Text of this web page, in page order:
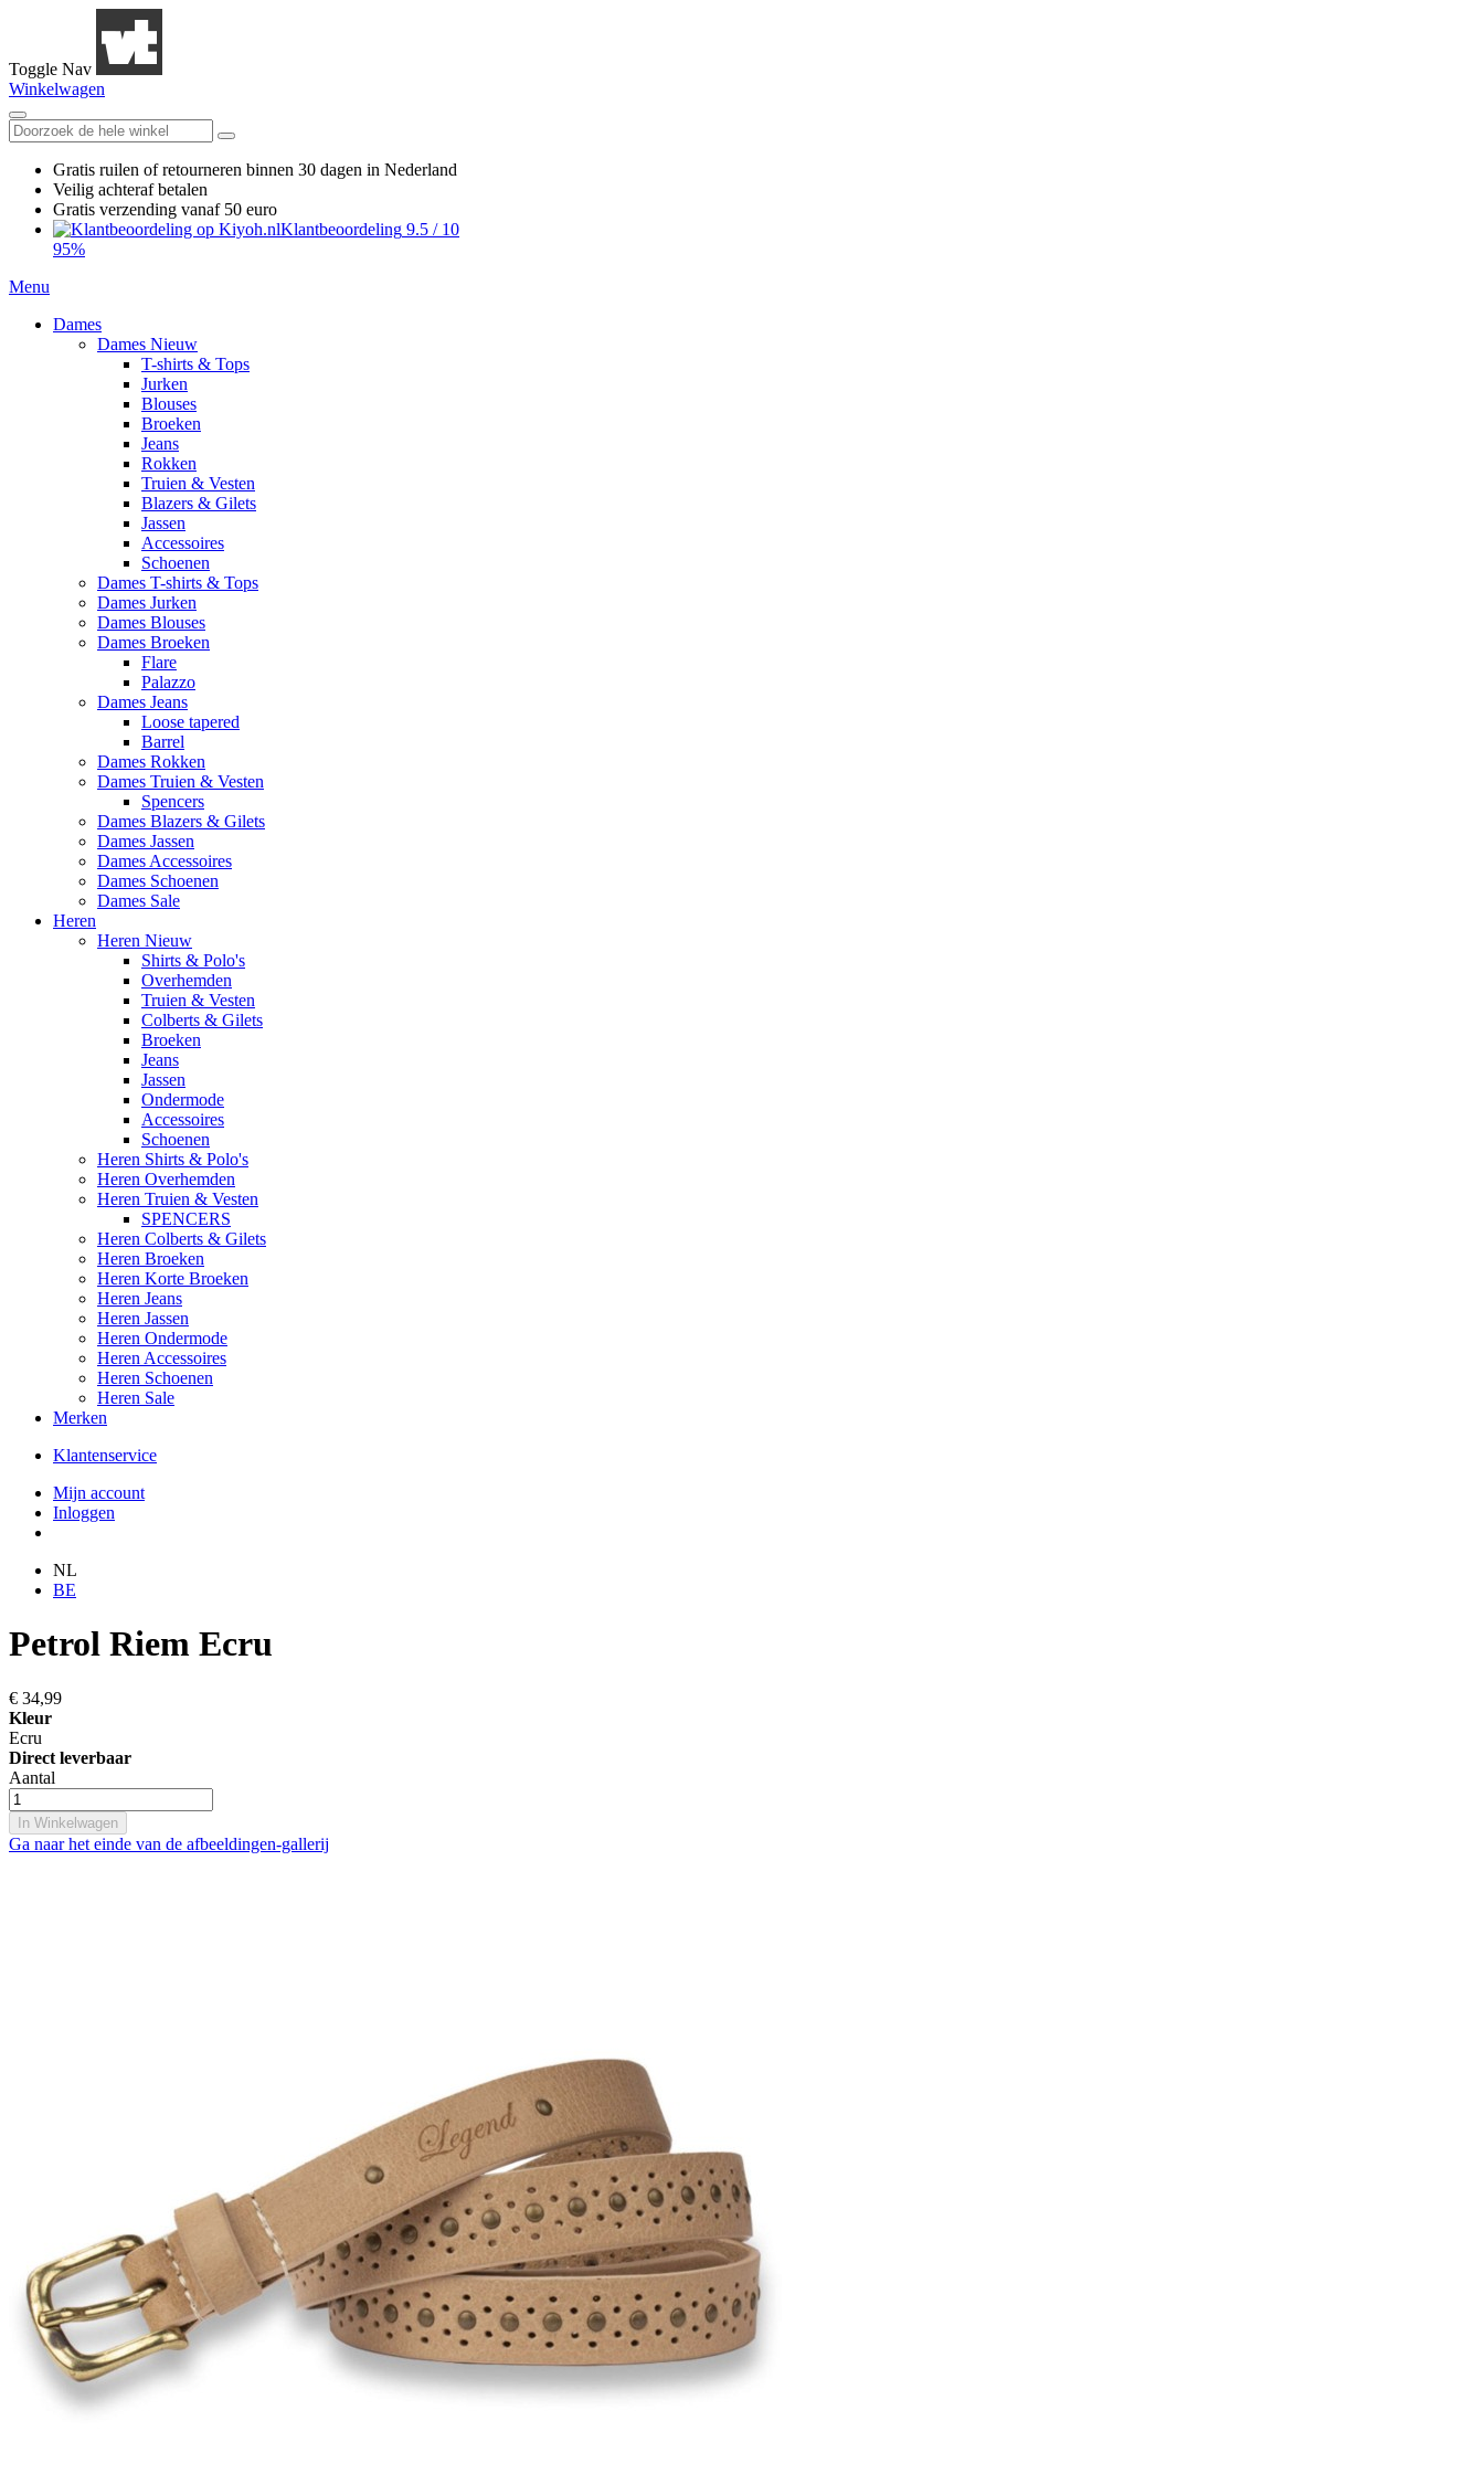
Toggle Nav
Winkelwagen
Gratis ruilen of retourneren binnen 30 dagen in Nederland
Veilig achteraf betalen
Gratis verzending vanaf 50 euro
Klantbeoordeling 9.5 / 10
95%
Menu
Dames
Dames Nieuw
T-shirts & Tops
Jurken
Blouses
Broeken
Jeans
Rokken
Truien & Vesten
Blazers & Gilets
Jassen
Accessoires
Schoenen
Dames T-shirts & Tops
Dames Jurken
Dames Blouses
Dames Broeken
Flare
Palazzo
Dames Jeans
Loose tapered
Barrel
Dames Rokken
Dames Truien & Vesten
Spencers
Dames Blazers & Gilets
Dames Jassen
Dames Accessoires
Dames Schoenen
Dames Sale
Heren
Heren Nieuw
Shirts & Polo's
Overhemden
Truien & Vesten
Colberts & Gilets
Broeken
Jeans
Jassen
Ondermode
Accessoires
Schoenen
Heren Shirts & Polo's
Heren Overhemden
Heren Truien & Vesten
SPENCERS
Heren Colberts & Gilets
Heren Broeken
Heren Korte Broeken
Heren Jeans
Heren Jassen
Heren Ondermode
Heren Accessoires
Heren Schoenen
Heren Sale
Merken
Klantenservice
Mijn account
Inloggen
NL
BE
Petrol Riem Ecru
€ 34,99
Kleur
Ecru
Direct leverbaar
Aantal
In Winkelwagen
Ga naar het einde van de afbeeldingen-gallerij